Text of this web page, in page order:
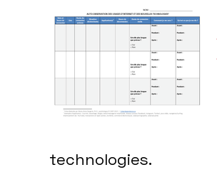
technologies.